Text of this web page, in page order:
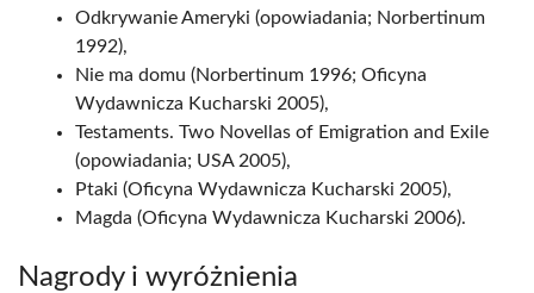
Odkrywanie Ameryki (opowiadania; Norbertinum
1992),
Nie ma domu (Norbertinum 1996; Oficyna
Wydawnicza Kucharski 2005),
Testaments. Two Novellas of Emigration and Exile
(opowiadania; USA 2005),
Ptaki (Oficyna Wydawnicza Kucharski 2005),
Magda (Oficyna Wydawnicza Kucharski 2006).
Nagrody i wyróżnienia